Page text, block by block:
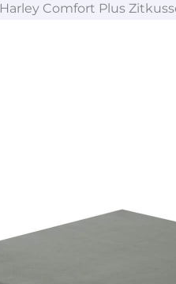
Harley Comfort Plus